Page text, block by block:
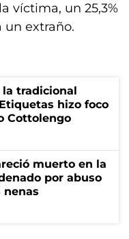
víctima, un 25,3%
un extraño.
la tradicional
hizo foco
Cottolengo
muerto en la
por abuso
nenas